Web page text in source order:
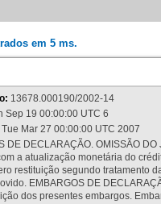
em 5 ms.
13678.000190/2002-14
Sep 19 00:00:00 UTC 6
Tue Mar 27 00:00:00 UTC 2007
DE DECLARAÇÃO. OMISSÃO
a atualização monetária do
restituição segundo tratamento
EMBARGOS DE
dos presentes embargos.